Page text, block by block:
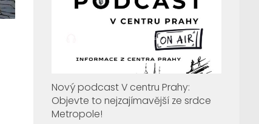
Nový podcast V centru Prahy:
Objevte to nejzajímavější ze srdce
Metropole!